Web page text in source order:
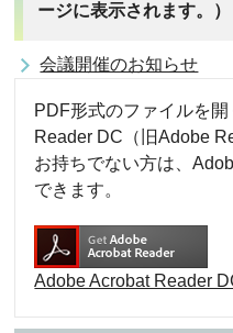
ージに表示されます。）
会議開催のお知らせ
PDF形式のファイルを
Reader DC（旧Adobe
お持ちでない方は、
できます。
Adobe Acrobat Reader